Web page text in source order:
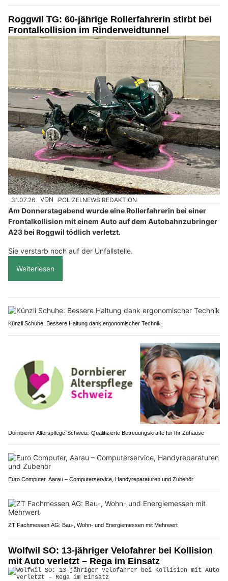
Roggwil TG: 60-jährige Rollerfahrerin stirbt bei
Frontalkollision im Rinderweidtunnel
31.07.26 VON POLIZEI.NEWS REDAKTION
Am Donnerstagabend wurde eine Rollerfahrerin bei einer
Frontalkollision mit einem Auto auf dem Autobahnzubringer
A23 bei Roggwil tödlich verletzt.
Sie verstarb noch auf der Unfallstelle.
Weiterlesen
Künzli Schuhe: Bessere Haltung dank ergonomischer Technik
Dornbierer Alterspflege-Schweiz: Qualifizierte Betreuungskräfte für Ihr Zuhause
Euro Computer, Aarau – Computerservice, Handyreparaturen und Zubehör
ZT Fachmessen AG: Bau-, Wohn- und Energiemessen mit Mehrwert
Wolfwil SO: 13-jähriger Velofahrer bei Kollision
mit Auto verletzt – Rega im Einsatz